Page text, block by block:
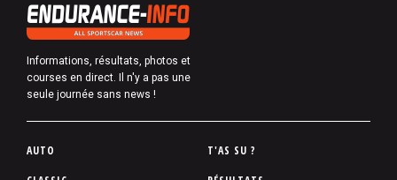
Informations, résultats, photos et
courses en direct. Il n'y a pas une
seule journée sans news !
P
AUTO
T'AS SU ?